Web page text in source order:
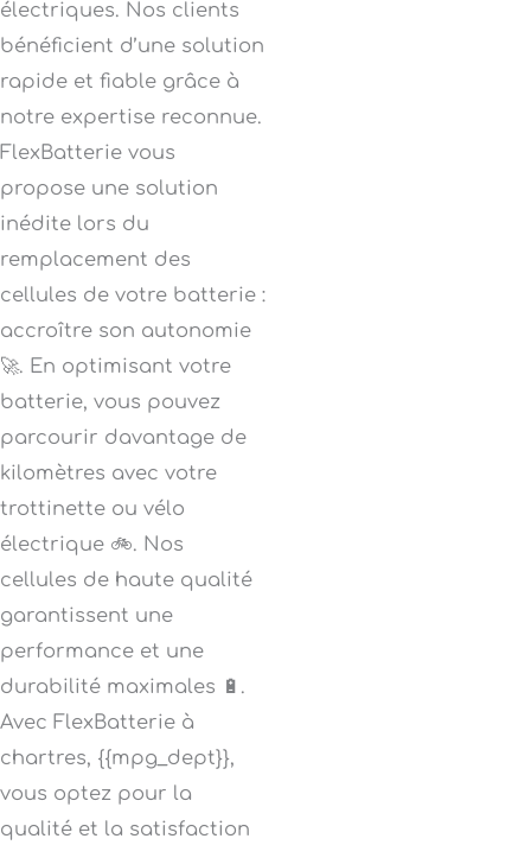
électriques. Nos clients
bénéficient d’une solution
rapide et fiable grâce à
notre expertise reconnue.
FlexBatterie vous
propose une solution
inédite lors du
remplacement des
cellules de votre batterie :
accroître son autonomie
🚀. En optimisant votre
batterie, vous pouvez
parcourir davantage de
kilomètres avec votre
trottinette ou vélo
électrique 🚲. Nos
cellules de haute qualité
garantissent une
performance et une
durabilité maximales 🔋.
Avec FlexBatterie à
chartres, {{mpg_dept}},
vous optez pour la
qualité et la satisfaction